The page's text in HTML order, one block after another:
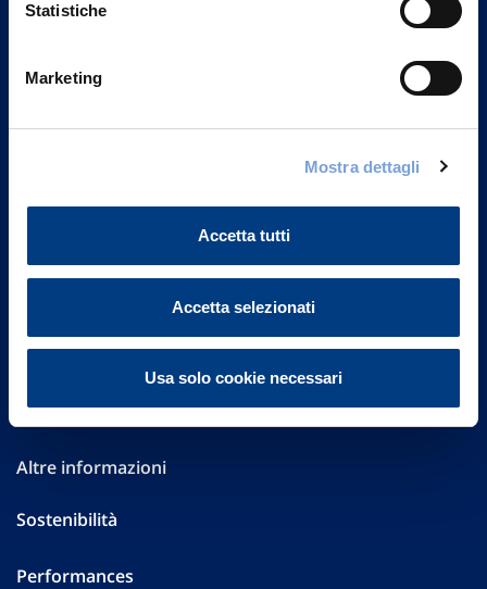
Statistiche
Marketing
Mostra dettagli
Accetta tutti
Accetta selezionati
Usa solo cookie necessari
Via Ignazio Gardella, 2
Investor Relations
Altre informazioni
Sostenibilità
Performances